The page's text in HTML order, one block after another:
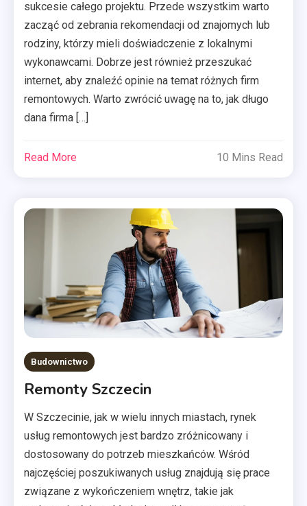
sukcesie całego projektu. Przede wszystkim warto
zacząć od zebrania rekomendacji od znajomych lub
rodziny, którzy mieli doświadczenie z lokalnymi
wykonawcami. Dobrze jest również przeszukać
internet, aby znaleźć opinie na temat różnych firm
remontowych. Warto zwrócić uwagę na to, jak długo
dana firma […]
Read More 10 Mins Read
Budownictwo
Remonty Szczecin
W Szczecinie, jak w wielu innych miastach, rynek
usług remontowych jest bardzo zróżnicowany i
dostosowany do potrzeb mieszkańców. Wśród
najczęściej poszukiwanych usług znajdują się prace
związane z wykończeniem wnętrz, takie jak